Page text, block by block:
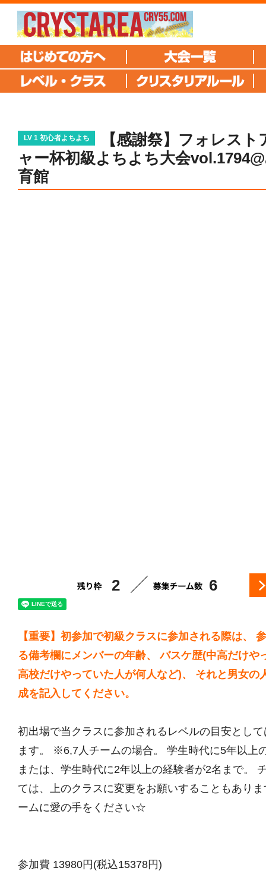
LV 1 初心者よちよち
【感謝祭】フォレス
ャー杯初級よちよち大会
育館
2 6
【重要】初参加で初級クラスに参加される際は、
る備考欄にメンバーの年齢、 バスケ歴(中高だけや
高校だけやっていた人が何人など)、 それと男女の
成を記入してください。
初出場で当クラスに参加されるレベルの目安とし
ます。 ※6,7人チームの場合。 学生時代に5年以上
または、学生時代に2年以上の経験者が2名まで。
ては、上のクラスに変更をお願いすることもあり
ームに愛の手をください☆
参加費 13980円(税込15378円)